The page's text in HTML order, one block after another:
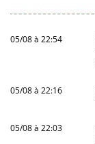
05/08 à 22:54
05/08 à 22:16
05/08 à 22:03